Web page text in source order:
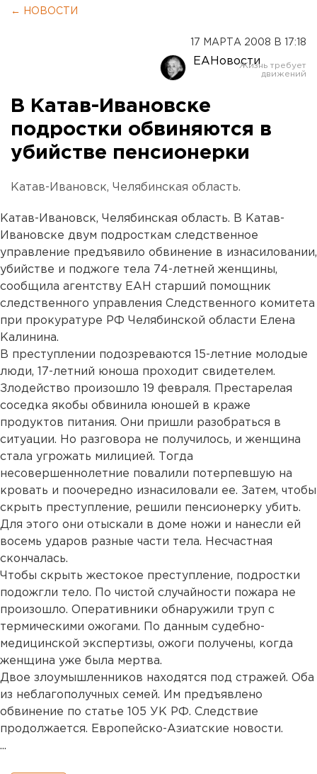
← НОВОСТИ
17 МАРТА 2008 В 17:18
ЕАНовости
В Катав-Ивановске
подростки обвиняются в
убийстве пенсионерки
Катав-Ивановск, Челябинская область.
Катав-Ивановск, Челябинская область. В Катав-
Ивановске двум подросткам следственное
управление предъявило обвинение в изнасиловании,
убийстве и поджоге тела 74-летней женщины,
сообщила агентству ЕАН старший помощник
следственного управления Следственного комитета
при прокуратуре РФ Челябинской области Елена
Калинина.
В преступлении подозреваются 15-летние молодые
люди, 17-летний юноша проходит свидетелем.
Злодейство произошло 19 февраля. Престарелая
соседка якобы обвинила юношей в краже
продуктов питания. Они пришли разобраться в
ситуации. Но разговора не получилось, и женщина
стала угрожать милицией. Тогда
несовершеннолетние повалили потерпевшую на
кровать и поочередно изнасиловали ее. Затем, чтобы
скрыть преступление, решили пенсионерку убить.
Для этого они отыскали в доме ножи и нанесли ей
восемь ударов разные части тела. Несчастная
скончалась.
Чтобы скрыть жестокое преступление, подростки
подожгли тело. По чистой случайности пожара не
произошло. Оперативники обнаружили труп с
термическими ожогами. По данным судебно-
медицинской экспертизы, ожоги получены, когда
женщина уже была мертва.
Двое злоумышленников находятся под стражей. Оба
из неблагополучных семей. Им предъявлено
обвинение по статье 105 УК РФ. Следствие
продолжается. Европейско-Азиатские новости.
...